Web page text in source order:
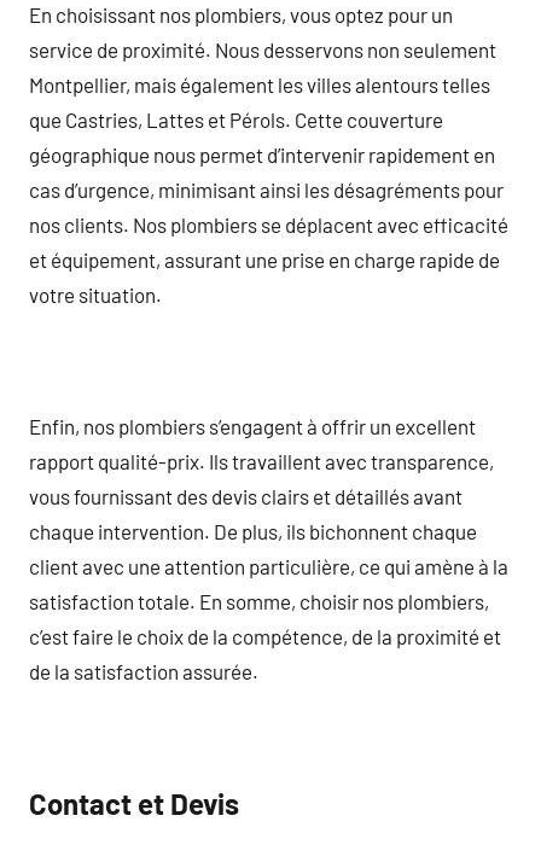
En choisissant nos plombiers, vous optez pour un
service de proximité. Nous desservons non seulement
Montpellier, mais également les villes alentours telles
que Castries, Lattes et Pérols. Cette couverture
géographique nous permet d’intervenir rapidement en
cas d’urgence, minimisant ainsi les désagréments pour
nos clients. Nos plombiers se déplacent avec efficacité
et équipement, assurant une prise en charge rapide de
votre situation.
Enfin, nos plombiers s’engagent à offrir un excellent
rapport qualité-prix. Ils travaillent avec transparence,
vous fournissant des devis clairs et détaillés avant
chaque intervention. De plus, ils bichonnent chaque
client avec une attention particulière, ce qui amène à la
satisfaction totale. En somme, choisir nos plombiers,
c’est faire le choix de la compétence, de la proximité et
de la satisfaction assurée.
Contact et Devis